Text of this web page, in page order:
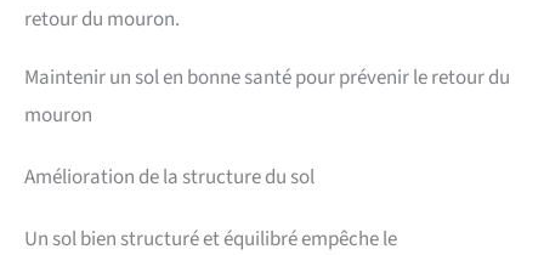
retour du mouron.
Maintenir un sol en bonne santé pour prévenir le retour du
mouron
Amélioration de la structure du sol
Un sol bien structuré et équilibré empêche le